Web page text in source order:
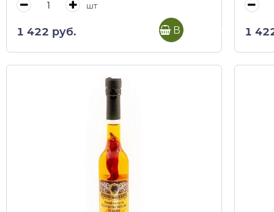
шт
1 422 руб. В корзину 1